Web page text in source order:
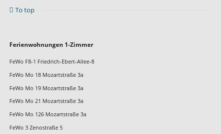
To top
Navigation
Ferienwohnungen 1-Zimmer
FeWo F8-1 Friedrich-Ebert-Allee-8
FeWo Mo 18 Mozartstraße 3a
FeWo Mo 19 Mozartstraße 3a
FeWo Mo 21 Mozartstraße 3a
FeWo Mo 126 Mozartstraße 3a
FeWo 3 Zenostraße 5